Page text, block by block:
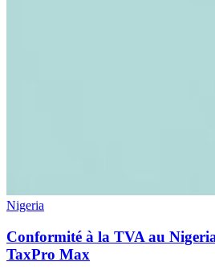
Nigeria
Conformité à la TVA au
TaxPro Max